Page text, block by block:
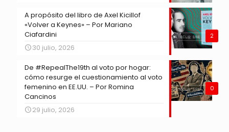
2
A propósito del libro de Axel Kicillof
«Volver a Keynes» – Por Mariano
Ciafardini
30 julio, 2026
0
De #RepealThe19th al voto por hogar:
cómo resurge el cuestionamiento al voto
femenino en EE.UU. – Por Romina
Cancinos
29 julio, 2026